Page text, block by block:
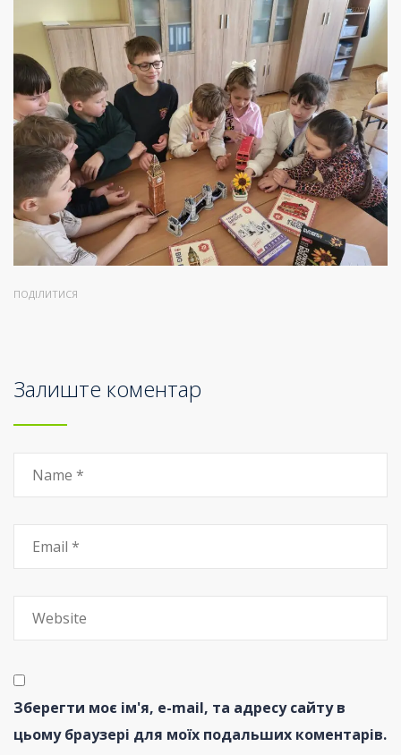
ПОДІЛИТИСЯ
Залиште коментар
Зберегти моє ім'я, e-mail, та адресу сайту в
цьому браузері для моїх подальших коментарів.